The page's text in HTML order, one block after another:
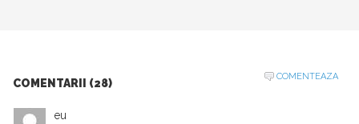
COMENTARII (28)
COMENTEAZA
eu